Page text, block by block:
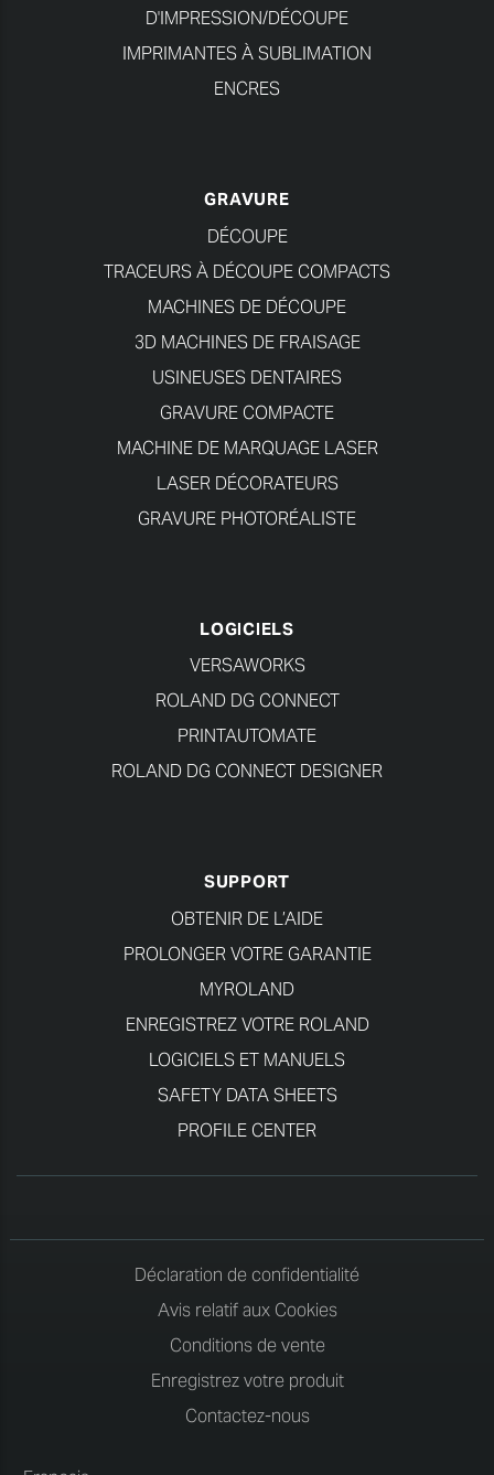
D'IMPRESSION/DÉCOUPE
IMPRIMANTES À SUBLIMATION
ENCRES
GRAVURE
DÉCOUPE
TRACEURS À DÉCOUPE COMPACTS
MACHINES DE DÉCOUPE
3D MACHINES DE FRAISAGE
USINEUSES DENTAIRES
GRAVURE COMPACTE
MACHINE DE MARQUAGE LASER
LASER DÉCORATEURS
GRAVURE PHOTORÉALISTE
LOGICIELS
VERSAWORKS
ROLAND DG CONNECT
PRINTAUTOMATE
ROLAND DG CONNECT DESIGNER
SUPPORT
OBTENIR DE L’AIDE
PROLONGER VOTRE GARANTIE
MYROLAND
ENREGISTREZ VOTRE ROLAND
LOGICIELS ET MANUELS
SAFETY DATA SHEETS
PROFILE CENTER
Déclaration de confidentialité
Avis relatif aux Cookies
Conditions de vente
Enregistrez votre produit
Contactez-nous